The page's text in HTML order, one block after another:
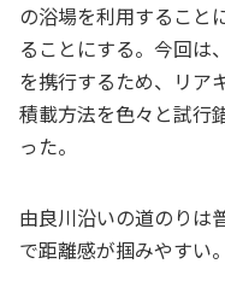
の浴場を利用すること
ることにする。今回は
を携行するため、リア
積載方法を色々と試行
った。
由良川沿いの道のりは
で距離感が掴みやすい。